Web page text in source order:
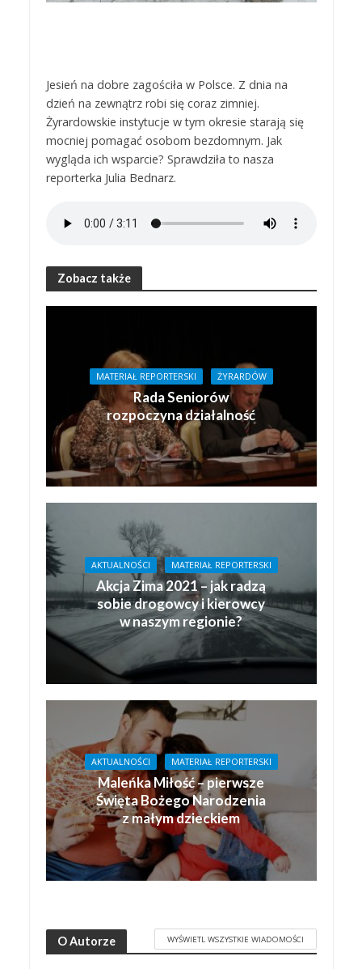
Jesień na dobre zagościła w Polsce. Z dnia na
dzień na zewnątrz robi się coraz zimniej.
Żyrardowskie instytucje w tym okresie starają się
mocniej pomagać osobom bezdomnym. Jak
wygląda ich wsparcie? Sprawdziła to nasza
reporterka Julia Bednarz.
Zobacz także
MATERIAŁ REPORTERSKI ŻYRARDÓW
Rada Seniorów
rozpoczyna działalność
AKTUALNOŚCI MATERIAŁ REPORTERSKI
Akcja Zima 2021 – jak radzą
sobie drogowcy i kierowcy
w naszym regionie?
AKTUALNOŚCI MATERIAŁ REPORTERSKI
Maleńka Miłość – pierwsze
Święta Bożego Narodzenia
z małym dzieckiem
O Autorze WYŚWIETL WSZYSTKIE WIADOMOŚCI